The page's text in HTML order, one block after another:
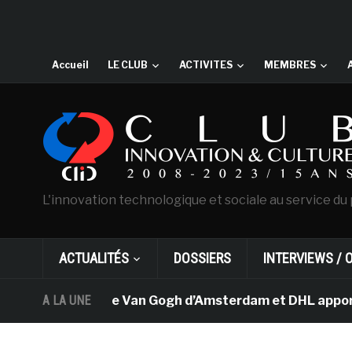
Accueil LE CLUB ACTIVITES MEMBRES
L'innovation technologique et sociale au service
ACTUALITÉS DOSSIERS INTERVIEWS /
A LA UNE
Le musée Van Gogh d’Amsterdam et DHL